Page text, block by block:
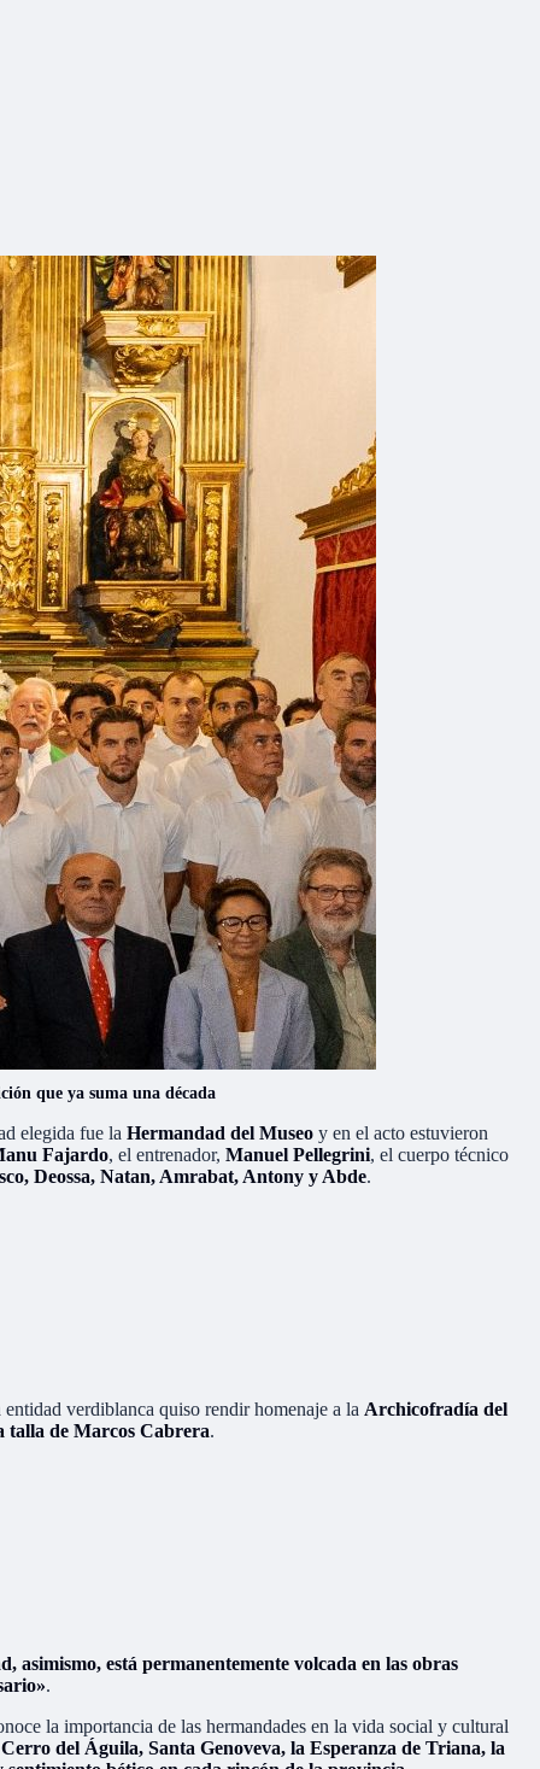
que ya suma una década
elegida fue la Hermandad del Museo y en el acto estuvieron
Fajardo, el entrenador, Manuel Pellegrini, el cuerpo técnico
Deossa, Natan, Amrabat, Antony y Abde.
entidad verdiblanca quiso rendir homenaje a la Archicofradía del
talla de Marcos Cabrera.
asimismo, está permanentemente volcada en las obras
.
la importancia de las hermandades en la vida social y cultural
Cerro del Águila, Santa Genoveva, la Esperanza de Triana, la